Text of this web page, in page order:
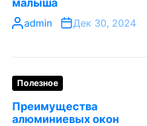
малыша
admin Дек 30, 2024
Полезное
Преимущества
алюминиевых окон